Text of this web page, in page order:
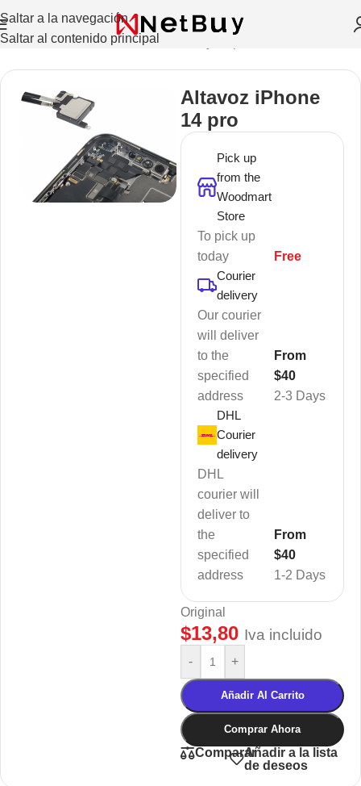
Saltar a la navegación
Saltar al contenido principal
Inicio/ Celulares Y Tablets/Pantallas y Repuestos
Altavoz iPhone
14 pro
Pick up
from the
Woodmart
Store
To pick up
today
Free
Courier
delivery
Our courier
will deliver
to the
specified
address
2-3 Days
From
$40
DHL
Courier
delivery
DHL
courier will
deliver to
the
specified
address
1-2 Days
From
$40
Original
$13,80 Iva incluido
- +
Añadir Al Carrito
Comprar Ahora
CompararAñadir a la lista
de deseos